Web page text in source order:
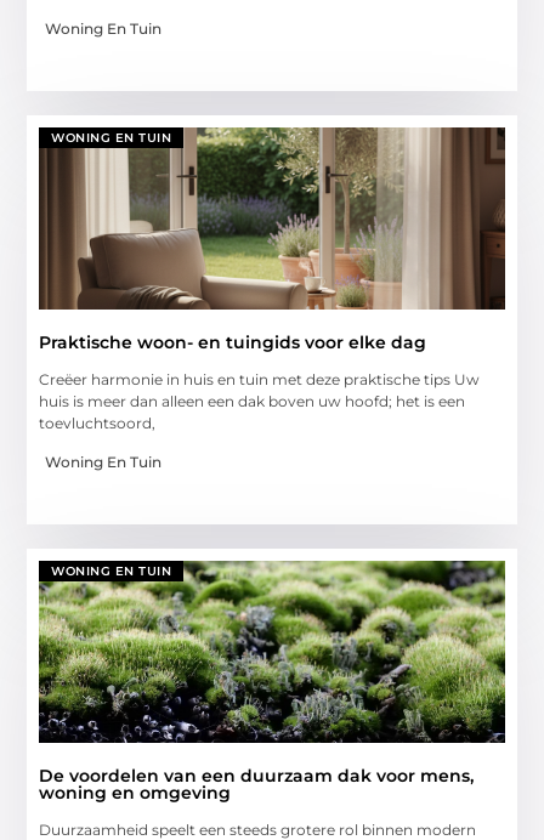
Woning En Tuin
WONING EN TUIN
Praktische woon- en tuingids voor elke dag
Creëer harmonie in huis en tuin met deze praktische tips Uw
huis is meer dan alleen een dak boven uw hoofd; het is een
toevluchtsoord,
Woning En Tuin
WONING EN TUIN
De voordelen van een duurzaam dak voor mens,
woning en omgeving
Duurzaamheid speelt een steeds grotere rol binnen modern